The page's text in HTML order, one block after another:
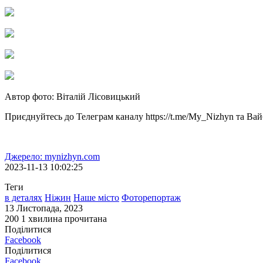
Автор фото: Віталій Лісовицький
Приєднуйтесь до Телеграм каналу https://t.me/My_Nizhyn та
Джерело: mynizhyn.com
2023-11-13 10:02:25
Теги
в деталях Ніжин Наше місто Фоторепортаж
13 Листопада, 2023
200 1 хвилина прочитана
Поділитися
Facebook
Поділитися